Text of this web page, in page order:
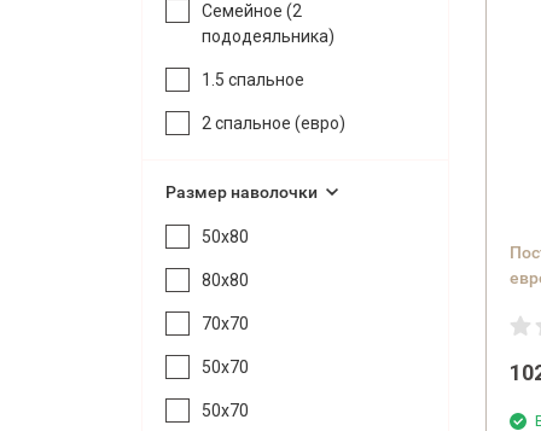
Семейное (2
пододеяльника)
1.5 спальное
2 спальное (евро)
Размер наволочки
50х80
80х80
70х70
50х70
50x70